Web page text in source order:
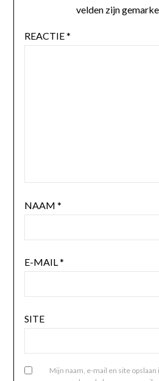
velden zijn
REACTIE*
NAAM *
E-MAIL *
SITE
Mijn naam, e-mail en site